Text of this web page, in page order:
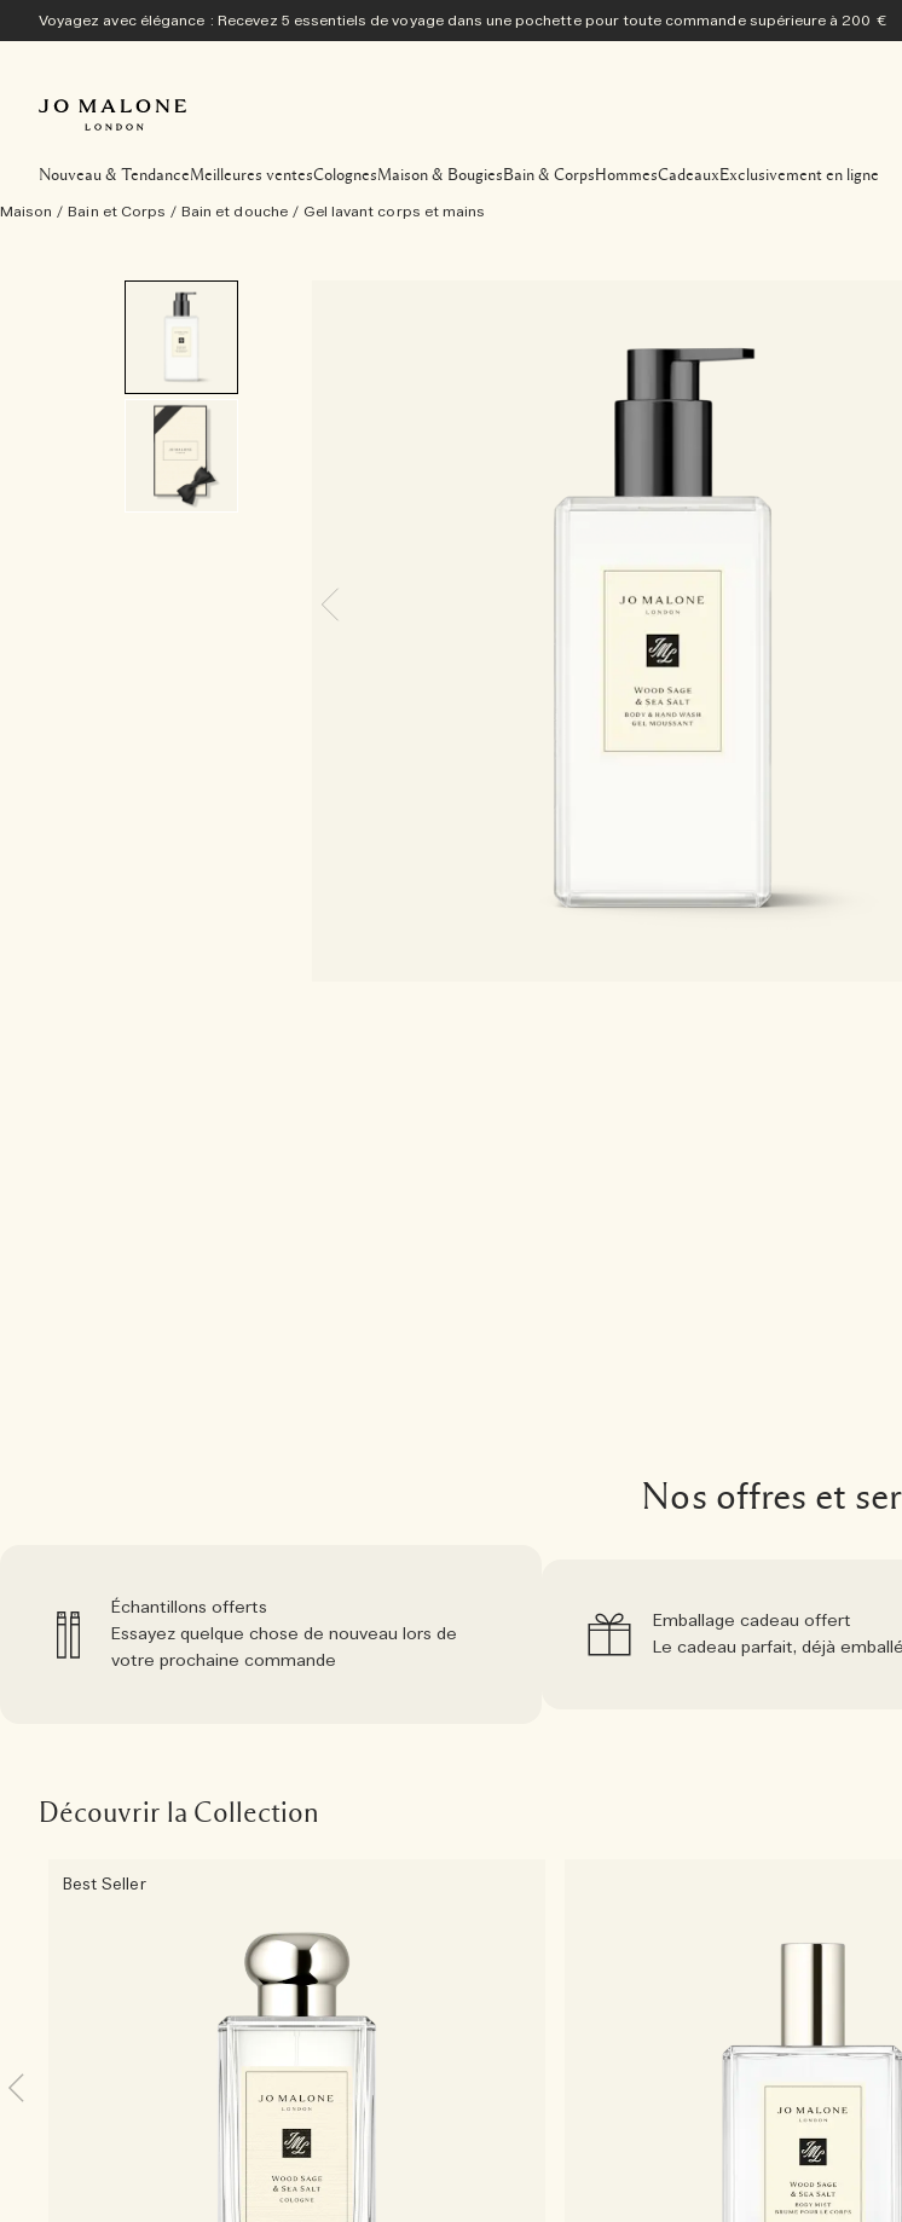
Voyagez avec élégance : Recevez 5 essentiels de voyage dans une pochette pour toute commande supérieure à 200 €
Nouveau & TendanceMeilleures ventesColognesMaison & BougiesBain & CorpsHommesCadeaux Exclusivement en ligne
Maison / Bain et Corps / Bain et douche / Gel lavant corps et mains
Nos offres et
Échantillons offerts
Essayez quelque chose de nouveau lors de
votre prochaine commande
Emballage cadeau offert
Le cadeau parfait, déjà emballé
Découvrir la Collection
Best Seller